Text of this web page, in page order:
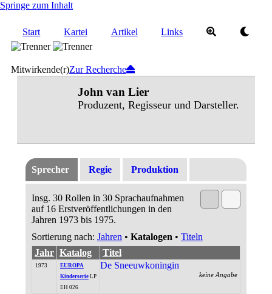
Springe zum Inhalt
Start Kartei Artikel Links
Mitwirkende(r)Zur Recherche
John van Lier
Produzent, Regisseur und Darsteller.
Sprecher Regie Produktion
Insg. 30 Rollen in 30 Sprachaufnahmen
auf 16 Erstveröffentlichungen in den
Jahren 1973 bis 1975.
Sortierung nach: Jahren • Katalogen • Titeln
Jahr Katalog Titel
1973
EUROPA
Kinderserie LP
EH 026
De Sneeuwkoningin
keine Angabe